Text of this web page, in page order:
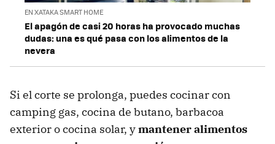
EN XATAKA SMART HOME
El apagón de casi 20 horas ha provocado muchas
dudas: una es qué pasa con los alimentos de la
nevera
Si el corte se prolonga, puedes cocinar con
camping gas, cocina de butano, barbacoa
exterior o cocina solar, ymantener alimentos